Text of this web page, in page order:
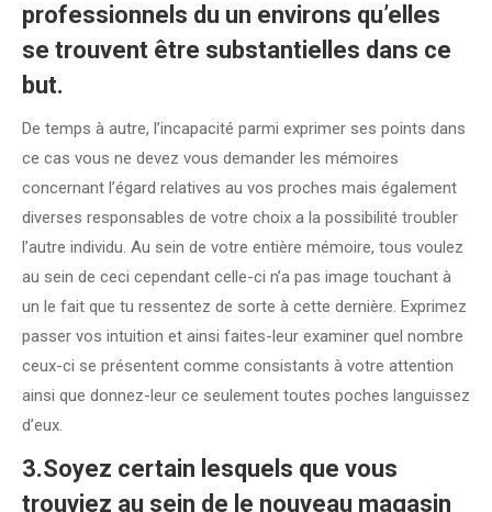
professionnels du un environs qu’elles
se trouvent être substantielles dans ce
but.
De temps à autre, l’incapacité parmi exprimer ses points dans
ce cas vous ne devez vous demander les mémoires
concernant l’égard relatives au vos proches mais également
diverses responsables de votre choix a la possibilité troubler
l’autre individu. Au sein de votre entière mémoire, tous voulez
au sein de ceci cependant celle-ci n’a pas image touchant à
un le fait que tu ressentez de sorte à cette dernière. Exprimez
passer vos intuition et ainsi faites-leur examiner quel nombre
ceux-ci se présentent comme consistants à votre attention
ainsi que donnez-leur ce seulement toutes poches languissez
d’eux.
3.Soyez certain lesquels que vous
trouviez au sein de le nouveau magasin